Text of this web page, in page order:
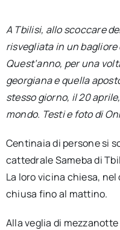
Newsletter
Ita
A Tbilisi, allo scoccare
risvegliata in un
Quest’anno, per una
georgiana e quella
stesso giorno, il 20
mondo. Testi e foto di
Centinaia di persone si
cattedrale Sameba di
La loro vicina chiesa,
chiusa fino al mattino.
Alla veglia di